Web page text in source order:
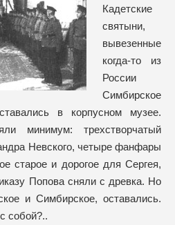
Кадетские
святыни,
вывезенные
когда-то из
России
Симбирское
в корпусном музее.
минимум: трехстворчатый
Невского, четыре фанфары
старое и дорогое для Сергея,
Попова сняли с древка. Но
и Симбирское, оставались.
собой?..